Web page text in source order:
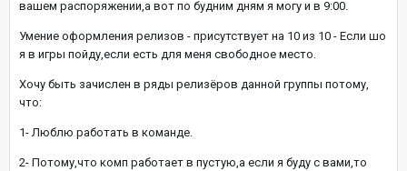
вашем распоряжении,а вот по будним дням я могу и в 9:00.
Умение оформления релизов - присутствует на 10 из 10 - Если шо
я в игры пойду,если есть для меня свободное место.
Хочу быть зачислен в ряды релизёров данной группы потому,
что:
1- Люблю работать в команде.
2- Потому,что комп работает в пустую,а если я буду с вами,то